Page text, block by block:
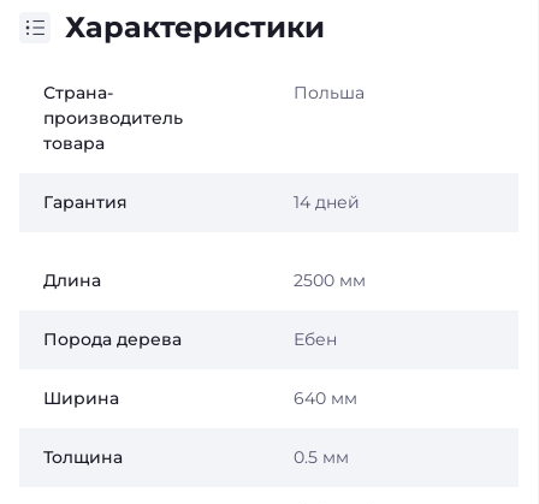
Характеристики
Страна-
производитель
товара
Польша
Гарантия 14 дней
Длина 2500 мм
Порода дерева Ебен
Ширина 640 мм
Толщина 0.5 мм